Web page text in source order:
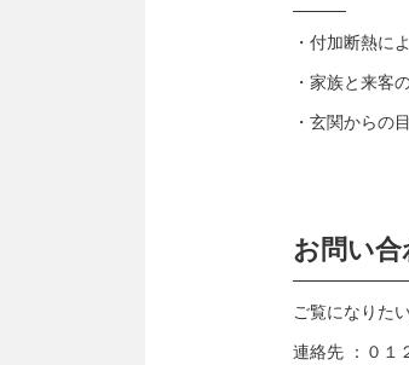
・付加断熱に
・家族と来客
・玄関からの
お問い合
ご覧になりた
連絡先 ：０１